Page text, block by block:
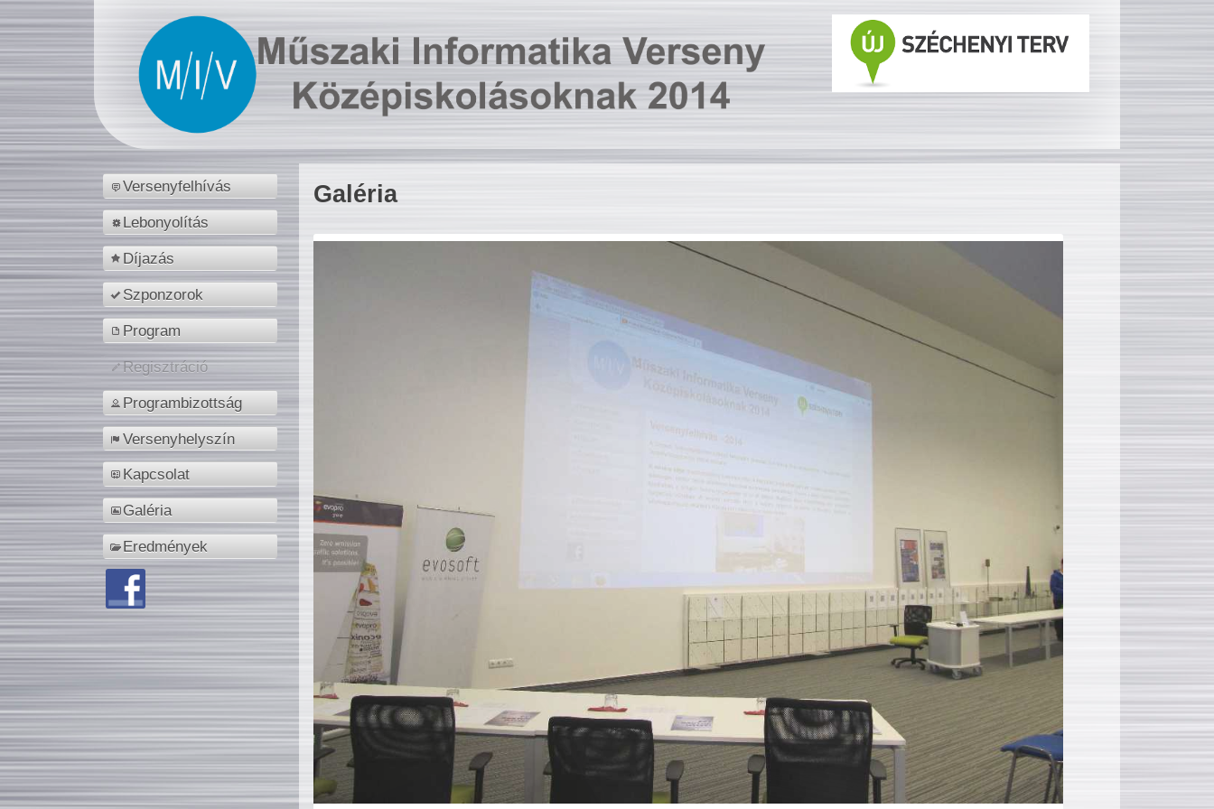
Versenyfelhívás
Lebonyolítás
Díjazás
Szponzorok
Program
Regisztráció
Programbizottság
Versenyhelyszín
Kapcsolat
Galéria
Eredmények
Galéria